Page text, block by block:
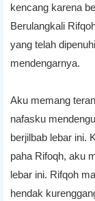
kencang karena
Berulangkali
yang telah
mendengarnya.
Aku memang
nafasku
berjilbab lebar ini.
paha Rifoqh, aku
lebar ini. Rifqoh
hendak